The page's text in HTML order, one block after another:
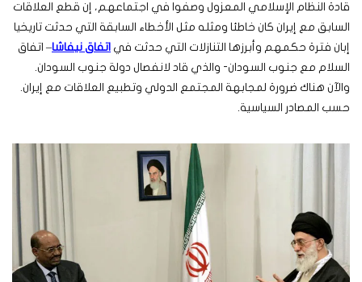
قادة النظام الإسلامي المعزول وصفوا في اجتماعهم، إن قطع العلاقات
السابق مع إيران كان خاطئا ومثله مثل الأخطاء السابقة التي حدثت تاريخيا
إبان فترة حكمهم وأبرزها التنازلات التي حدثت في اتفاق نيفاشا– اتفاق
السلام مع جنوب السودان- والذي قاد لانفصال دولة جنوب السودان.
والآن هناك ضرورة لمجابهة المجتمع الدولي وتطبيع العلاقات مع إيران.
حسب المصادر السياسية.